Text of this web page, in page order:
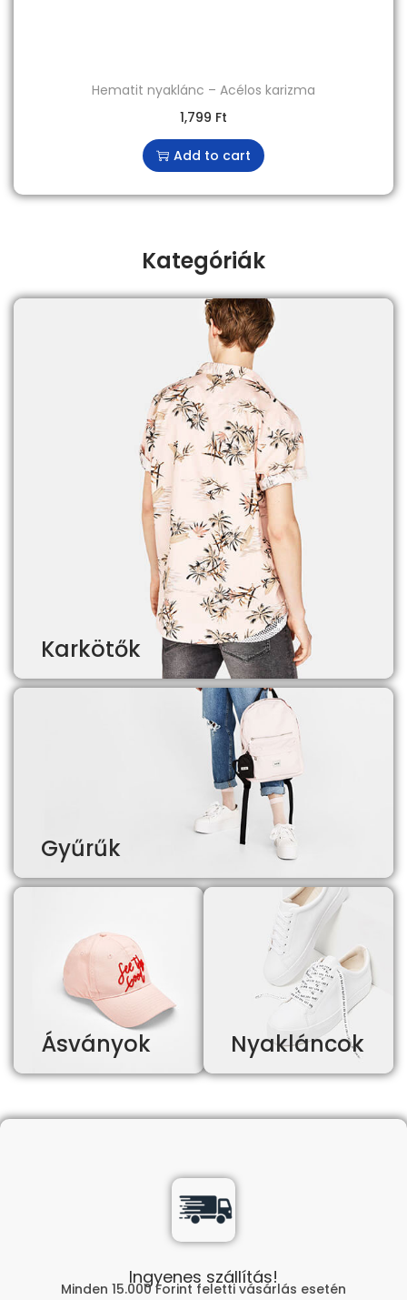
Hematit nyaklánc – Acélos karizma
1,799 Ft
Add to cart
Kategóriák
Karkötők
Gyűrűk
Ásványok Nyakláncok
Ingyenes szállítás!
Minden 15.000 Forint feletti vásárlás esetén